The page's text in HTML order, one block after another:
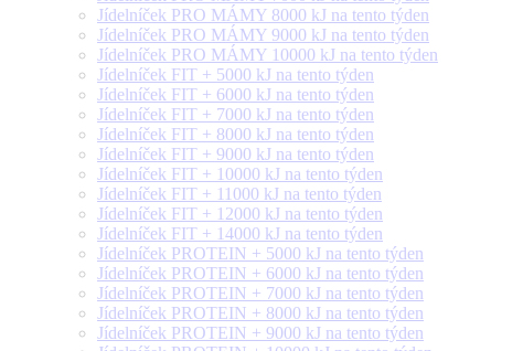
Jídelníček PRO MÁMY 8000 kJ na tento týden
Jídelníček PRO MÁMY 9000 kJ na tento týden
Jídelníček PRO MÁMY 10000 kJ na tento týden
Jídelníček FIT + 5000 kJ na tento týden
Jídelníček FIT + 6000 kJ na tento týden
Jídelníček FIT + 7000 kJ na tento týden
Jídelníček FIT + 8000 kJ na tento týden
Jídelníček FIT + 9000 kJ na tento týden
Jídelníček FIT + 10000 kJ na tento týden
Jídelníček FIT + 11000 kJ na tento týden
Jídelníček FIT + 12000 kJ na tento týden
Jídelníček FIT + 14000 kJ na tento týden
Jídelníček PROTEIN + 5000 kJ na tento týden
Jídelníček PROTEIN + 6000 kJ na tento týden
Jídelníček PROTEIN + 7000 kJ na tento týden
Jídelníček PROTEIN + 8000 kJ na tento týden
Jídelníček PROTEIN + 9000 kJ na tento týden